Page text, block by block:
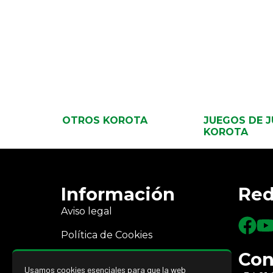
OTROS KOROTA
JUEGOS DE
KOROTA
Información
Aviso legal
Política de Cookies
Usamos cookies esenciales para que la web